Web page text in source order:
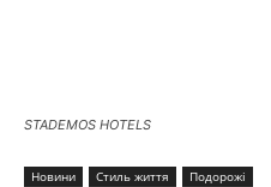
STADEMOS HOTELS
Новини Стиль життя Подорожі